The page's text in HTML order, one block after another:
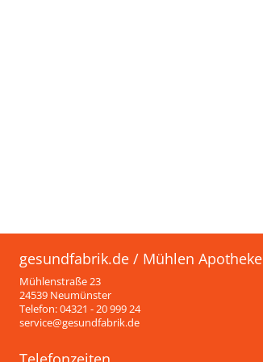
gesundfabrik.de / Mühlen Apotheke
Mühlenstraße 23
24539 Neumünster
Telefon: 04321 - 20 999 24
service@gesundfabrik.de